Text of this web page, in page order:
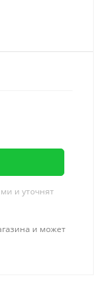
и уточнят
и может